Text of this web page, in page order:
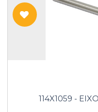
114X1059 -